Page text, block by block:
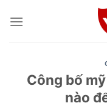
Công bố
nào